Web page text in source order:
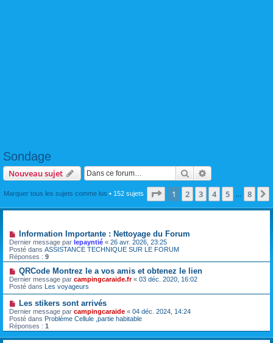
Sondage
Nouveau sujet Rechercher
Marquer tous les sujets comme lus • 152 sujets Page 1sur8
1 2 3 4 5 8
Information Importante : Nettoyage du Forum
Dernier message par lepayntié « 26 avr. 2026, 23:25
Posté dans ASSISTANCE TECHNIQUE SUR LE FORUM
Réponses : 9
QRCode Montrez le a vos amis et obtenez le lien
Dernier message par campingcaraide.fr« 03 déc. 2020, 16:02
Posté dans Les voyageurs
Les stikers sont arrivés
Dernier message par campingcaraide « 04 déc. 2024, 14:24
Posté dans Problème Cellule ,partie habitable
Réponses : 1